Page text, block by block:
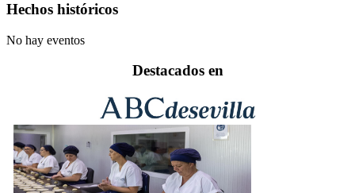
Hechos históricos
No hay eventos
Destacados en